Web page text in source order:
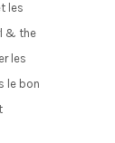
les
& the
les
le bon